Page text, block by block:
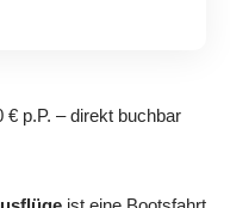
€ p.P. – direkt buchbar